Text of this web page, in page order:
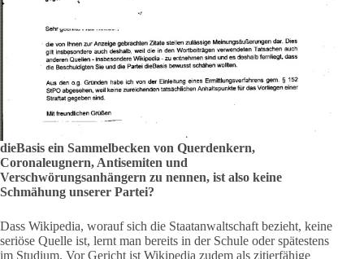
dieBasis ein Sammelbecken von Querdenkern,
Coronaleugnern, Antisemiten und
Verschwörungsanhängern zu nennen, ist also keine
Schmähung unserer Partei?
Dass Wikipedia, worauf sich die Staatanwaltschaft bezieht, keine
seriöse Quelle ist, lernt man bereits in der Schule oder spätestens
im Studium. Vor Gericht ist Wikipedia zudem als zitierfähige